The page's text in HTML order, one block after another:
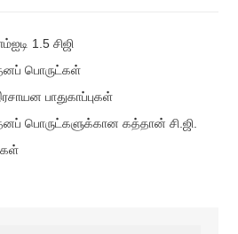
1.5 சிஜி
பொருட்கள்
பாதுகாப்புகள்
பொருட்களுக்கான கத்தான் சி.ஜி.